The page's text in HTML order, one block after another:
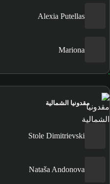
Alexia Putellas
Mariona
مقدونيا الشمالية
Stole Dimitrievski
Nataša Andonova